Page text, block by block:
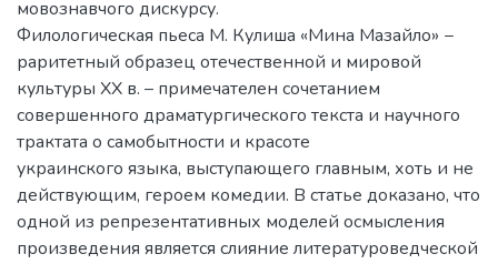
мовознавчого дискурсу.
Филологическая пьеса М. Кулиша «Мина Мазайло» −
раритетный образец отечественной и мировой
культуры ХХ в. – примечателен сочетанием
совершенного драматургического текста и научного
трактата о самобытности и красоте
украинского языка, выступающего главным, хоть и не
действующим, героем комедии. В статье доказано, что
одной из репрезентативных моделей осмысления
произведения является слияние литературоведческой